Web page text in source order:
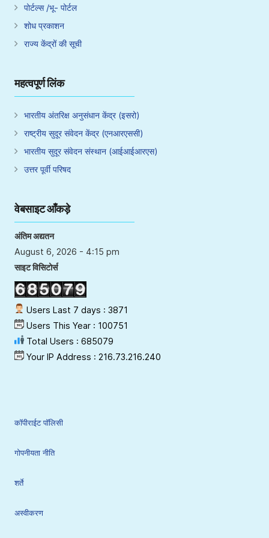
पोर्टल्स /भू- पोर्टल
शोध प्रकाशन
राज्य केंद्रों की सूची
महत्वपूर्ण लिंक
भारतीय अंतरिक्ष अनुसंधान केंद्र (इसरो)
राष्ट्रीय सुदूर संवेदन केंद्र (एनआरएससी)
भारतीय सुदूर संवेदन संस्थान (आईआईआरएस)
उत्तर पूर्वी परिषद
वेबसाइट आँकड़े
अंतिम अद्यतन
August 6, 2026 - 4:15 pm
साइट विसिटोर्स
Users Last 7 days : 3871
Users This Year : 100751
Total Users : 685079
Your IP Address : 216.73.216.240
कॉपीराईट पॉलिसी
गोपनीयता नीति
शर्ते
अस्वीकरण